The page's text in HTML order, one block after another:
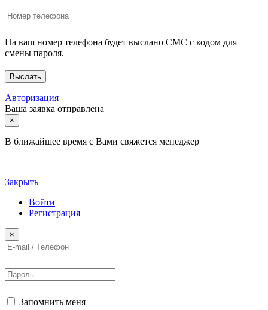
На ваш номер телефона будет выслано СМС с кодом для
смены пароля.
Авторизация
Ваша заявка отправлена
×
В ближайшее время с Вами свяжется менеджер
Закрыть
Войти
Регистрация
×
Запомнить меня